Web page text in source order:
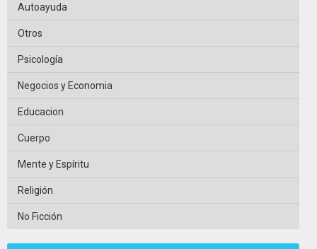
Autoayuda
Otros
Psicología
Negocios y Economia
Educacion
Cuerpo
Mente y Espíritu
Religión
No Ficción